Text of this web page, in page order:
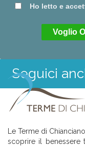
Ho letto e
Seguici
Le Terme di
scoprire il benessere